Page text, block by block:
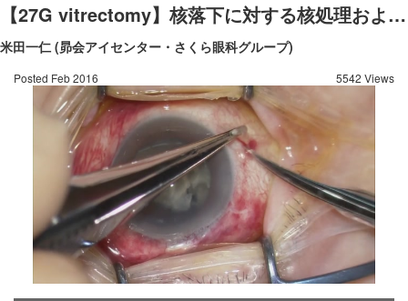
【27G vitrectomy】核落下に対する核処理およびIOL縫着
米田一仁 (昴会アイセンター・さくら眼科グループ)
Posted Feb 2016 5542 Views